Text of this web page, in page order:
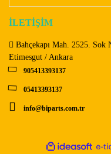
İLETİŞİM
Bahçekapı Mah. 2525. Sok
Etimesgut / Ankara
905413393137
05413393137
info@biparts.com.tr